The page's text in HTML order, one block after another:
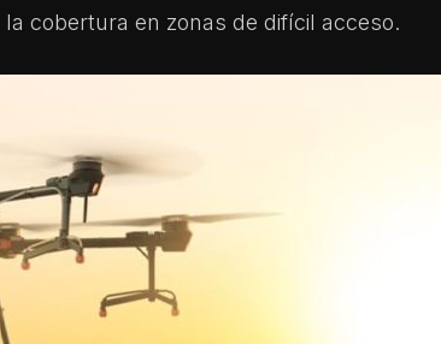
cobertura en zonas de difícil acceso.